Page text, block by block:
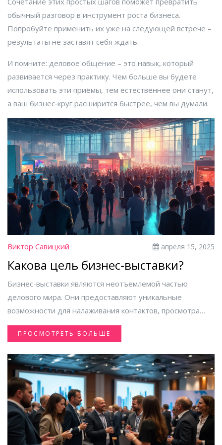
обычный разговор в инструмент роста бизнеса.
Попробуйте применить их уже на следующей встрече –
результаты не заставят себя ждать.
И помните: деловое общение – это навык, который
развивается через практику. Чем больше вы будете
использовать эти приёмы, тем естественнее они станут,
а ваш бизнес‑круг расширится быстрее, чем вы думали.
Виктор Савицкий апреля 15, 2025
Какова цель бизнес-выставки?
Бизнес-выставки являются неотъемлемой частью
делового мира. Они предоставляют уникальные
возможности для налаживания контактов, просмотра
новинок, а также анализа конкурентоспособности.
Участие в таких мероприятиях позволяет компаниям
тренды и укрепить свои позиции на рынке. Каждый
выставочный день может стать платформой для новых
достижений.
ПРОСМОТРЕТЬ БОЛЬШЕ